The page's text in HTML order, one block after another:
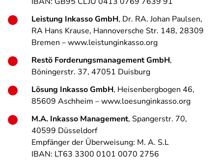
Leistung Inkasso GmbH, Dr. RA. Johan Paulsen,
RA Hans Krause, Hannoversche Str. 148, 28309
Bremen – www.leistunginkasso.org
Restö Forderungsmanagement GmbH,
Böningerstr. 37, 47051 Duisburg
Lösung Inkasso GmbH, Heisenbergbogen 46,
85609 Aschheim – www.loesunginkasso.org
M.A. Inkasso Management, Spangerstr. 70,
40599 Düsseldorf
Empfänger der Überweisung: M. A. S.L
IBAN: LT63 3300 0101 0070 2756